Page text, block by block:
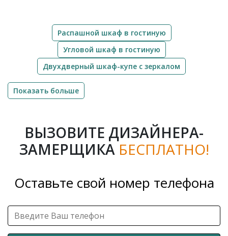
Распашной шкаф в гостиную
Угловой шкаф в гостиную
Двухдверный шкаф-купе с зеркалом
Показать больше
ВЫЗОВИТЕ ДИЗАЙНЕРА-
ЗАМЕРЩИКА БЕСПЛАТНО!
Оставьте свой номер телефона